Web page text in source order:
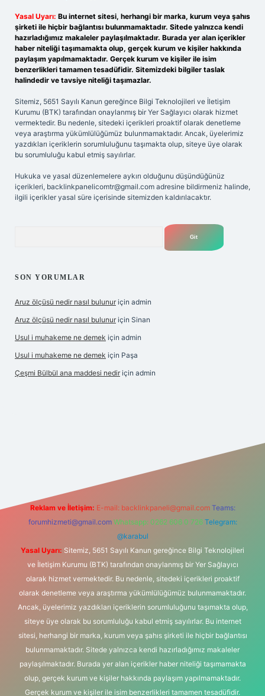
Yasal Uyarı: Bu internet sitesi, herhangi bir marka, kurum veya şahıs
şirketi ile hiçbir bağlantısı bulunmamaktadır. Sitede yalnızca kendi
hazırladığımız makaleler paylaşılmaktadır. Burada yer alan içerikler
haber niteliği taşımamakta olup, gerçek kurum ve kişiler hakkında
paylaşım yapılmamaktadır. Gerçek kurum ve kişiler ile isim
benzerlikleri tamamen tesadüfidir. Sitemizdeki bilgiler taslak
halindedir ve tavsiye niteliği taşımazlar.
Sitemiz, 5651 Sayılı Kanun gereğince Bilgi Teknolojileri ve İletişim
Kurumu (BTK) tarafından onaylanmış bir Yer Sağlayıcı olarak hizmet
vermektedir. Bu nedenle, sitedeki içerikleri proaktif olarak denetleme
veya araştırma yükümlülüğümüz bulunmamaktadır. Ancak, üyelerimiz
yazdıkları içeriklerin sorumluluğunu taşımakta olup, siteye üye olarak
bu sorumluluğu kabul etmiş sayılırlar.
Hukuka ve yasal düzenlemelere aykırı olduğunu düşündüğünüz
içerikleri, backlinkpanelicomtr@gmail.com adresine bildirmeniz halinde,
ilgili içerikler yasal süre içerisinde sitemizden kaldırılacaktır.
SON YORUMLAR
Aruz ölçüsü nedir nasıl bulunur için admin
Aruz ölçüsü nedir nasıl bulunur için Sinan
Usul i muhakeme ne demek için admin
Usul i muhakeme ne demek için Paşa
Çeşmi Bülbül ana maddesi nedir için admin
Reklam ve İletişim: E-mail: backlinkpaneli@gmail.com Teams:
forumhizmeti@gmail.com Whatsapp: 0262 606 0 726 Telegram:
@karabul
Yasal Uyarı: Sitemiz, 5651 Sayılı Kanun gereğince Bilgi Teknolojileri
ve İletişim Kurumu (BTK) tarafından onaylanmış bir Yer Sağlayıcı
olarak hizmet vermektedir. Bu nedenle, sitedeki içerikleri proaktif
olarak denetleme veya araştırma yükümlülüğümüz bulunmamaktadır.
Ancak, üyelerimiz yazdıkları içeriklerin sorumluluğunu taşımakta olup,
siteye üye olarak bu sorumluluğu kabul etmiş sayılırlar. Bu internet
sitesi, herhangi bir marka, kurum veya şahıs şirketi ile hiçbir bağlantısı
bulunmamaktadır. Sitede yalnızca kendi hazırladığımız makaleler
paylaşılmaktadır. Burada yer alan içerikler haber niteliği taşımamakta
olup, gerçek kurum ve kişiler hakkında paylaşım yapılmamaktadır.
Gerçek kurum ve kişiler ile isim benzerlikleri tamamen tesadüfidir.